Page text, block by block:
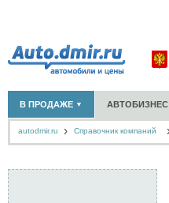
В ПРОДАЖЕ ▼
НОВЫЕ АВТОМОБИЛИ(30122)
РАЗМЕСТИТЬ ОБЪЯВЛЕНИЕ
АВТОБИЗНЕС
(278)
autodmir.ru Cправочник компаний